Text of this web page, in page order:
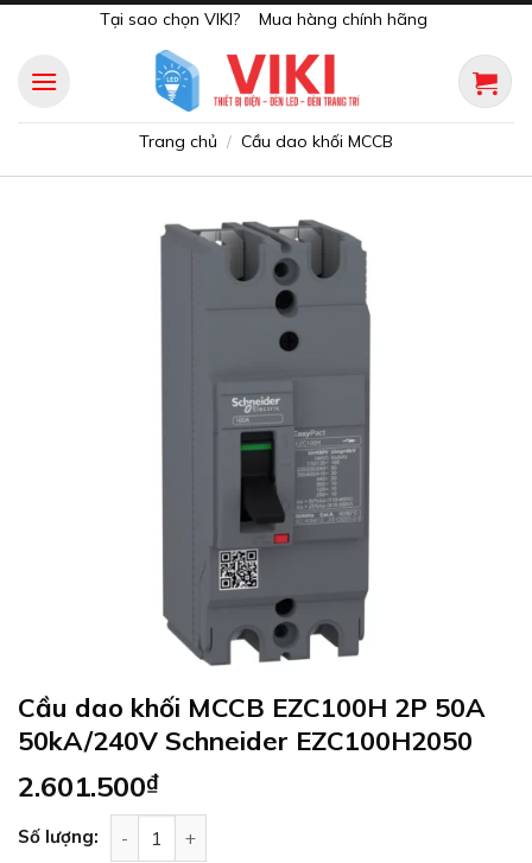
content
Tại sao chọn VIKI? Mua hàng chính hãng
Trang chủ / Cầu dao khối MCCB
Cầu dao khối MCCB EZC100H 2P 50A
50kA/240V Schneider EZC100H2050
2.601.500₫
Số lượng: